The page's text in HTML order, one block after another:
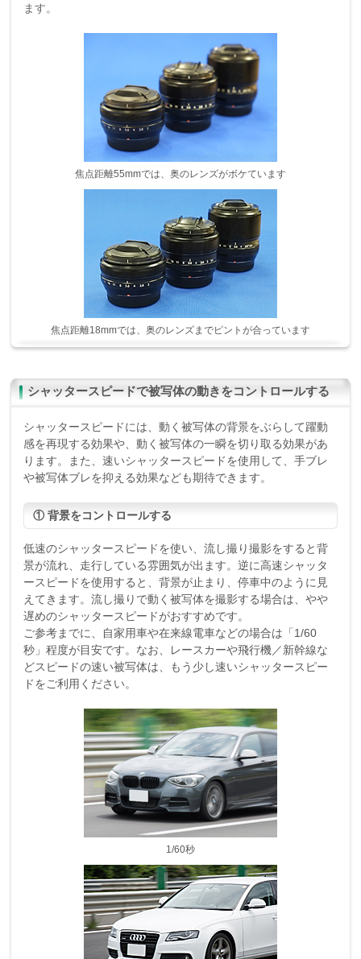
ます。
焦点距離55mmでは、奥のレンズがボケています
焦点距離18mmでは、奥のレンズまでピントが合っています
シャッタースピードで被写体の動きをコントロールする
シャッタースピードには、動く被写体の背景をぶらして躍動
感を再現する効果や、動く被写体の一瞬を切り取る効果があ
ります。また、速いシャッタースピードを使用して、手ブレ
や被写体ブレを抑える効果なども期待できます。
① 背景をコントロールする
低速のシャッタースピードを使い、流し撮り撮影をすると背
景が流れ、走行している雰囲気が出ます。逆に高速シャッタ
ースピードを使用すると、背景が止まり、停車中のように見
えてきます。流し撮りで動く被写体を撮影する場合は、やや
遅めのシャッタースピードがおすすめです。
ご参考までに、自家用車や在来線電車などの場合は「1/60
秒」程度が目安です。なお、レースカーや飛行機／新幹線な
どスピードの速い被写体は、もう少し速いシャッタースピー
ドをご利用ください。
1/60秒